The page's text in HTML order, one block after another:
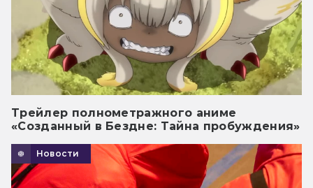
Трейлер полнометражного аниме
«Созданный в Бездне: Тайна пробуждения»
Новости